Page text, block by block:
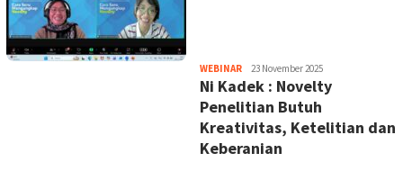
WEBINARHeri
Purwata
23 November 2025
Ni Kadek : Novelty
Penelitian Butuh
Kreativitas, Ketelitian dan
Keberanian